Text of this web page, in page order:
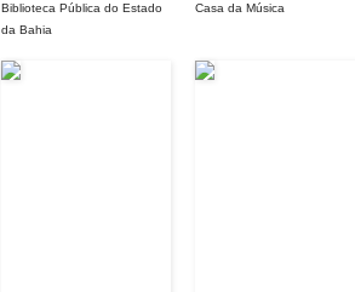
Biblioteca Pública do Estado
da Bahia
Casa da Música